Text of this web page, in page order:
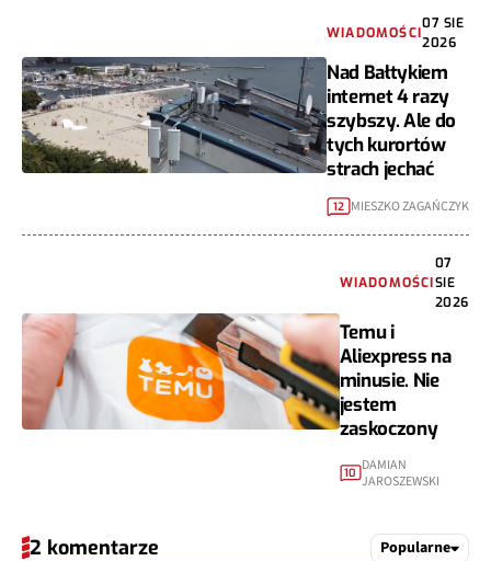
WIADOMOŚCI
07 SIE
2026
Nad Bałtykiem
internet 4 razy
szybszy. Ale do
tych kurortów
strach jechać
12 MIESZKO ZAGAŃCZYK
WIADOMOŚCI
07
SIE
2026
Temu i
Aliexpress na
minusie. Nie
jestem
zaskoczony
10 DAMIAN
JAROSZEWSKI
2 komentarze Popularne